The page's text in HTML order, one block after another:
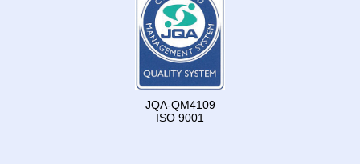
JQA-QM4109
ISO 9001